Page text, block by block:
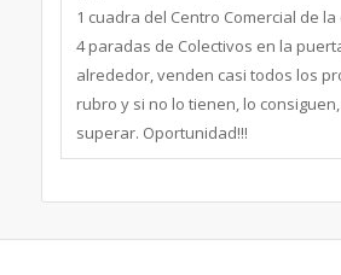
1 cuadra del Centro Comercial de
4 paradas de Colectivos en la
alrededor, venden casi todos los
rubro y si no lo tienen, lo
superar. Oportunidad!!!